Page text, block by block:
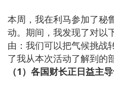
本周，我在利马参加了秘
动。期间，我发现了对以
由：我们可以把气候挑战
了我从本次活动了解到的
（1）各国财长正日益主